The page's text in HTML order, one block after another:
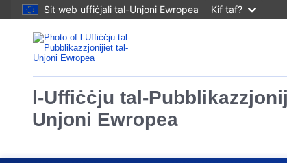
Sit web uffiċjali tal-Unjoni Ewropea Kif taf?
l-Uffiċċju tal-
Unjoni Ewropea